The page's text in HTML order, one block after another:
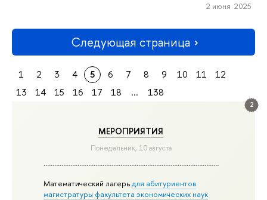
2
МЕРОПРИЯТИЯ
Понедельник, 10 августа
Математический лагерьдля абитуриентов
магистратуры факультета экономических наук
2 июня 2025
Следующая страница
1 2 3 4 5 6 7 8 9 10 11
12
13
14 15 16 17 18 ... 138